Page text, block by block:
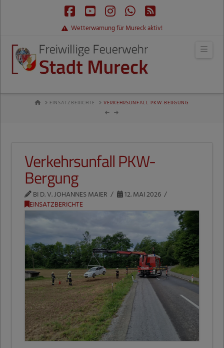
Facebook
YouTube
Instagram
Whatsapp
RSS
Wetterwarnung für Mureck aktiv!
HOMEEINSATZBERICHTE VERKEHRSUNFALL PKW-BERGUNG
Verkehrsunfall PKW-
Bergung
BI D. V. JOHANNES MAIER
12. MAI 2026
EINSATZBERICHTE